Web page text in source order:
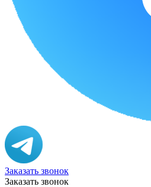
Заказать звонок
Заказать звонок